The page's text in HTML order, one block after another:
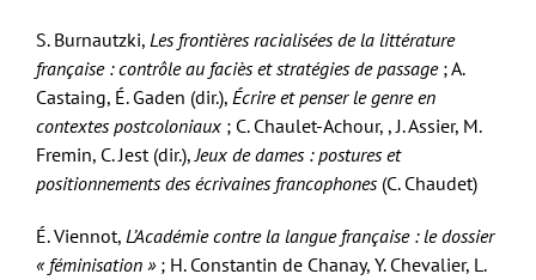
S. Burnautzki, Les frontières racialisées de la littérature
française : contrôle au faciès et stratégies de passage; A.
Castaing, É. Gaden (dir.), Écrire et penser le genre en
contextes postcoloniaux ; C. Chaulet-Achour, , J. Assier, M.
Fremin, C. Jest (dir.),Jeux de dames : postures et
positionnements des écrivaines francophones (C. Chaudet)
É. Viennot, L’Académie contre la langue française : le dossier
« féminisation »; H. Constantin de Chanay, Y. Chevalier, L.